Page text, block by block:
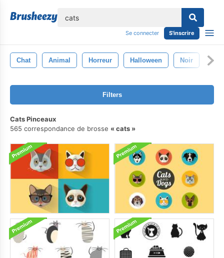
Se connecter S'inscrire
Chat Animal Horreur Halloween Noir
Filters
Cats Pinceaux
565 correspondance de brosse
cats